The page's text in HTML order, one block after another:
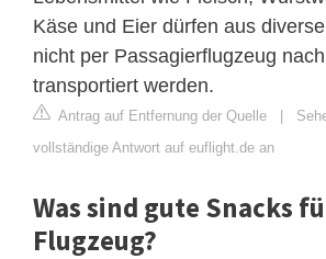
Käse und Eier dürfen aus
nicht per Passagierflugzeug
transportiert werden.
Antrag auf Entfernung der Quelle |
vollständige Antwort auf euflight.de an
Was sind gute Snacks
Flugzeug?